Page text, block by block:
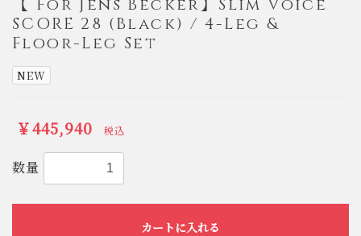
SCORE 28 (Black) / 4-Leg &
Floor-Leg Set
NEW
￥445,940 税込
数量
カートに入れる